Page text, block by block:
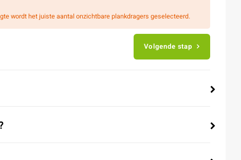
wordt het juiste aantal onzichtbare plankdragers geselecteerd.
Volgende stap